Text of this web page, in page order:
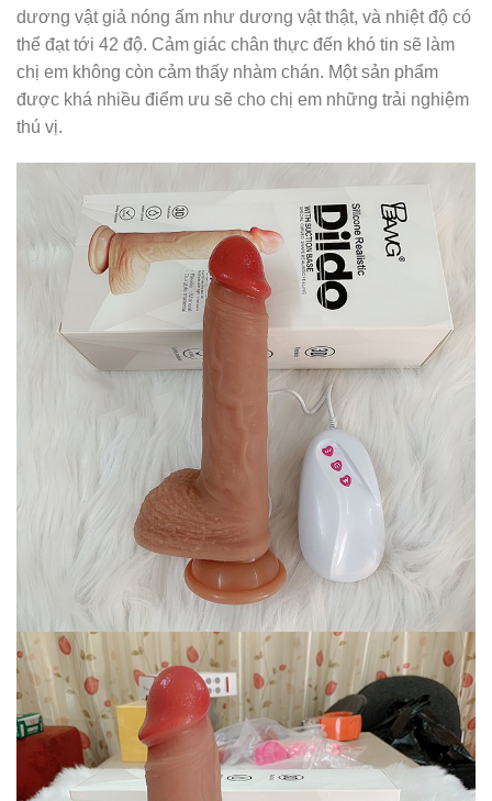
dương vật giả nóng ấm như dương vật thật, và nhiệt độ có
thể đạt tới 42 độ. Cảm giác chân thực đến khó tin sẽ làm
chị em không còn cảm thấy nhàm chán. Một sản phẩm
được khá nhiều điểm ưu sẽ cho chị em những trải nghiệm
thú vị.